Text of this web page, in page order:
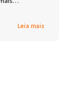
Leia mais